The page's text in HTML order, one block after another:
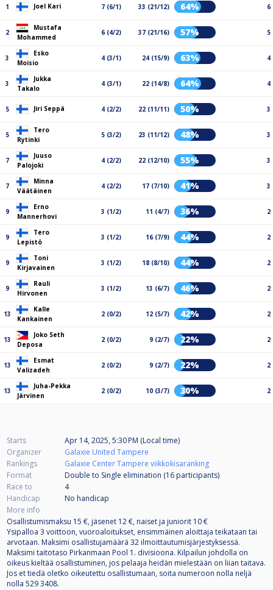
1 Joel Kari 7 (6/1) 33 (21/12) 64% 6
2
Mustafa
Mohammed
6 (4/2) 37 (21/16) 57% 5
3
Esko
Moisio
4 (3/1) 24 (15/9) 63% 4
3
Jukka
Takalo
4 (3/1) 22 (14/8) 64% 4
5 Jiri Seppä 4 (2/2) 22 (11/11) 50% 3
5
Tero
Rytinki
5 (3/2) 23 (11/12) 48% 3
7
Juuso
Palojoki
4 (2/2) 22 (12/10) 55% 3
7
Minna
Väätäinen
4 (2/2) 17 (7/10) 41% 3
9
Erno
Mannerhovi
3 (1/2) 11 (4/7) 36% 2
9
Tero
Lepistö
3 (1/2) 16 (7/9) 44% 2
9
Toni
Kirjavainen
3 (1/2) 18 (8/10) 44% 2
9
Rauli
Hirvonen
3 (1/2) 13 (6/7) 46% 2
13
Kalle
Kankainen
2 (0/2) 12 (5/7) 42% 2
13
Joko Seth
Deposa
2 (0/2) 9 (2/7) 22% 2
13
Esmat
Valizadeh
2 (0/2) 9 (2/7) 22% 2
13
Juha-Pekka
Järvinen
2 (0/2) 10 (3/7) 30% 2
Starts
Apr 14, 2025, 5:30 PM (Local time)
Organizer
Galaxie United Tampere
Rankings
Galaxie Center Tampere viikkokisaranking
Format
Double to Single elimination (16 participants)
Race to
4
Handicap
No handicap
More info
Osallistumismaksu 15 €, jäsenet 12 €, naiset ja juniorit 10 €
Ysipalloa 3 voittoon, vuoroaloitukset, ensimmäinen aloittaja teikataan tai
arvotaan. Maksimi osallistujamäärä 32 ilmoittautumisjärjestyksessä.
Maksimi taitotaso Pirkanmaan Pool 1. divisioona. Kilpailun johdolla on
oikeus kieltää osallistuminen, jos pelaaja heidän mielestään on liian taitava.
Jos et tiedä oletko oikeutettu osallistumaan, soita numeroon nolla neljä
nolla 529 3408.